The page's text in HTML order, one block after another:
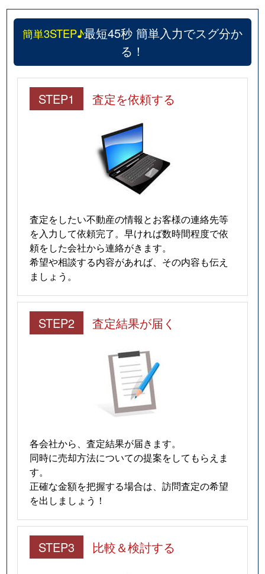
簡単3STEP♪最短45秒 簡単入力でスグ分か
る！
STEP1 査定を依頼する
査定をしたい不動産の情報とお客様の連絡先等
を入力して依頼完了。早ければ数時間程度で依
頼をした会社から連絡がきます。
希望や相談する内容があれば、その内容も伝え
ましょう。
STEP2 査定結果が届く
各会社から、査定結果が届きます。
同時に売却方法についての提案をしてもらえま
す。
正確な金額を把握する場合は、訪問査定の希望
を出しましょう！
STEP3 比較＆検討する